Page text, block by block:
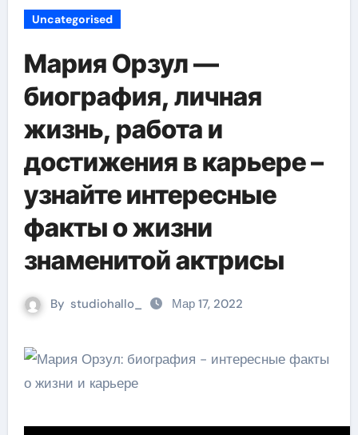
Uncategorised
Мария Орзул —
биография, личная
жизнь, работа и
достижения в карьере –
узнайте интересные
факты о жизни
знаменитой актрисы
By studiohallo_ Мар 17, 2022